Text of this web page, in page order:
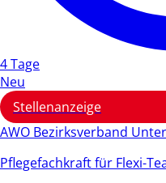
4 Tage
Neu
Stellenanzeige
AWO Bezirksverband
Pflegefachkraft für Flexi-